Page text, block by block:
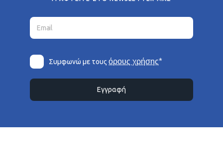
Συμφωνώ με τουςόρους χρήσης*
Εγγραφή